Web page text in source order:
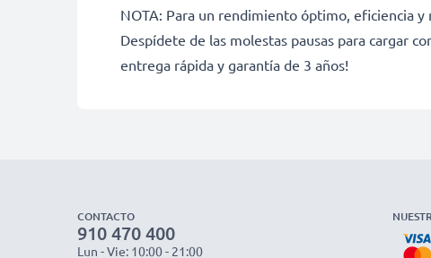
NOTA: Para un rendimiento óptimo, eficiencia
Despídete de las molestas pausas para cargar
entrega rápida y garantía de 3 años!
CONTACTO
910 470 400
Lun - Vie: 10:00 - 21:00